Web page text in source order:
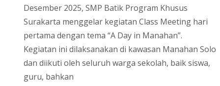
Desember 2025, SMP Batik Program Khusus
Surakarta menggelar kegiatan Class Meeting hari
pertama dengan tema “A Day in Manahan”.
Kegiatan ini dilaksanakan di kawasan Manahan Solo
dan diikuti oleh seluruh warga sekolah, baik siswa,
guru, bahkan